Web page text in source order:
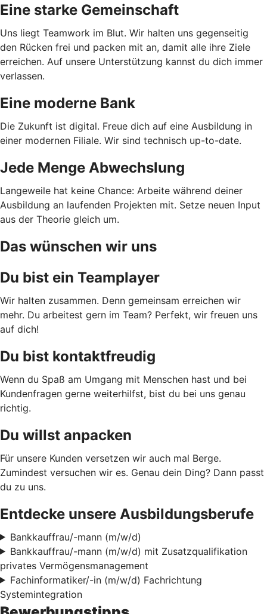
Eine starke Gemeinschaft
Uns liegt Teamwork im Blut. Wir halten uns gegenseitig
den Rücken frei und packen mit an, damit alle ihre Ziele
erreichen. Auf unsere Unterstützung kannst du dich immer
verlassen.
Eine moderne Bank
Die Zukunft ist digital. Freue dich auf eine Ausbildung in
einer modernen Filiale. Wir sind technisch up-to-date.
Jede Menge Abwechslung
Langeweile hat keine Chance: Arbeite während deiner
Ausbildung an laufenden Projekten mit. Setze neuen Input
aus der Theorie gleich um.
Das wünschen wir uns
Du bist ein Teamplayer
Wir halten zusammen. Denn gemeinsam erreichen wir
mehr. Du arbeitest gern im Team? Perfekt, wir freuen uns
auf dich!
Du bist kontaktfreudig
Wenn du Spaß am Umgang mit Menschen hast und bei
Kundenfragen gerne weiterhilfst, bist du bei uns genau
richtig.
Du willst anpacken
Für unsere Kunden versetzen wir auch mal Berge.
Zumindest versuchen wir es. Genau dein Ding? Dann passt
du zu uns.
Entdecke unsere Ausbildungsberufe
Bankkauffrau/-mann (m/w/d)
Bankkauffrau/-mann (m/w/d) mit Zusatzqualifikation
privates Vermögensmanagement
Fachinformatiker/-in (m/w/d) Fachrichtung
Systemintegration